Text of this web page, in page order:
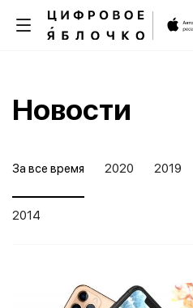
Новости
За все время 2020 2019
2014